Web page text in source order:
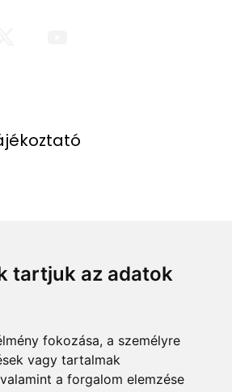
tartjuk az adatok
fokozása, a személyre
vagy tartalmak
a forgalom elemzése
Linkek
mohosz.hu
horgaszjegy.hu